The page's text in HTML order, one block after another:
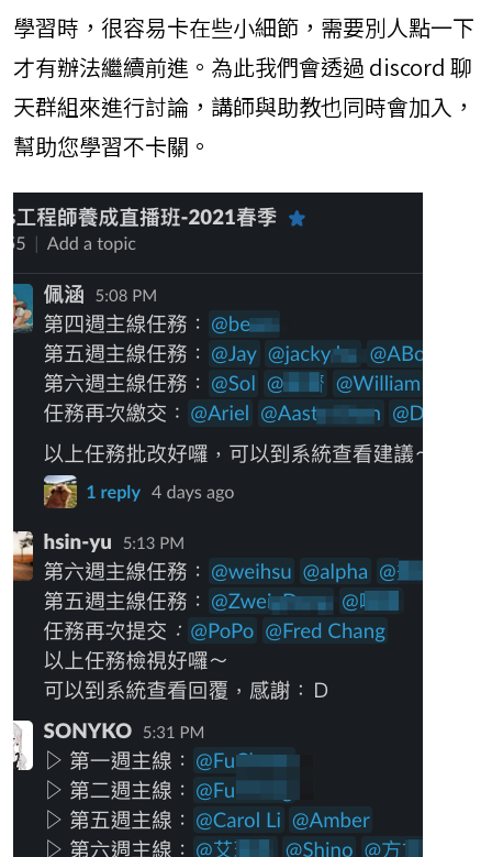
學習時，很容易卡在些小細節，需要別人點一下
才有辦法繼續前進。為此我們會透過 discord 聊
天群組來進行討論，講師與助教也同時會加入，
幫助您學習不卡關。